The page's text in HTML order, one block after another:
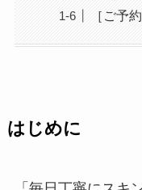
［ご予
はじめに